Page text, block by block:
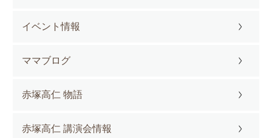
イベント情報
ママブログ
赤塚高仁 物語
赤塚高仁 講演会情報